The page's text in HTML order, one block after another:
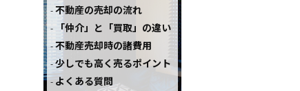
不動産の売却の流れ
「仲介」と「買取」の違い
不動産売却時の諸費用
少しでも高く売るポイント
よくある質問